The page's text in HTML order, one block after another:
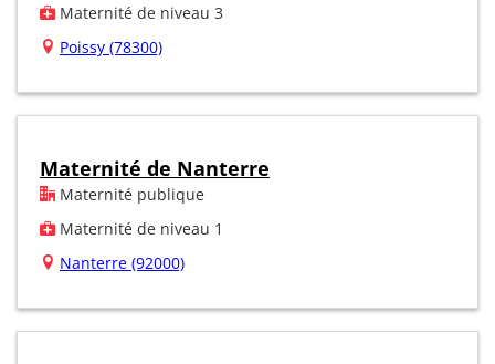
Maternité de niveau 3
Poissy (78300)
Maternité de Nanterre
Maternité publique
Maternité de niveau 1
Nanterre (92000)